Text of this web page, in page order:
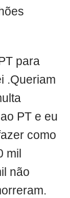
para
.Queriam
PT e eu
como
mil
não